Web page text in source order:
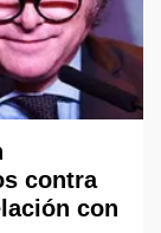
contra
con